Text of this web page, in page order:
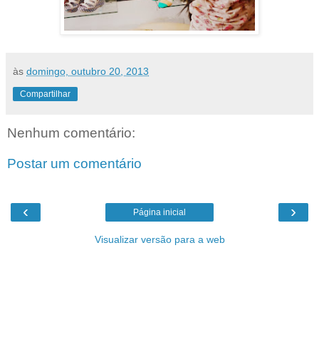
às domingo, outubro 20, 2013
Compartilhar
Nenhum comentário:
Postar um comentário
‹ ›
Página inicial
Visualizar versão para a web